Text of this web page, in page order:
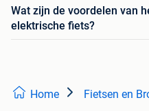
Wat zijn de voordelen van
elektrische fiets?
Home Fietsen en